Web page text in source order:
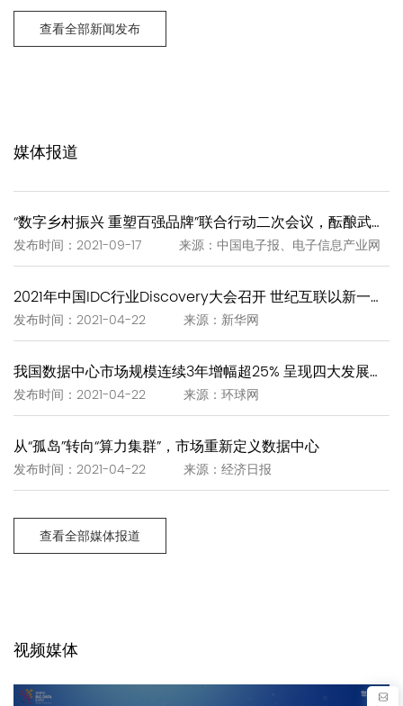
查看全部新闻发布
媒体报道
发布时间：2021-09-17 来源：中国电子报、电子信息产业网
发布时间：2021-04-22 来源：新华网
发布时间：2021-04-22 来源：环球网
从“孤岛”转向“算力集群”，市场重新定义数据中心
发布时间：2021-04-22 来源：经济日报
查看全部媒体报道
视频媒体